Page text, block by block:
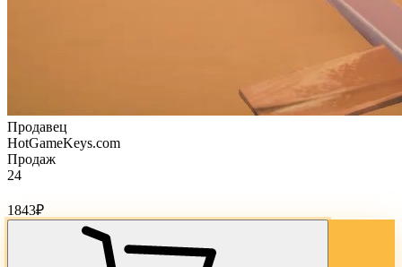
Продавец
HotGameKeys.com
Продаж
24
1843₽